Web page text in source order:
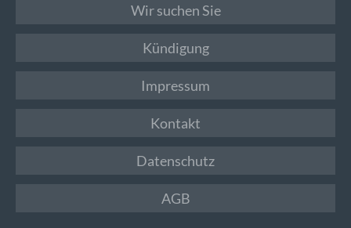
Wir suchen Sie
Kündigung
Impressum
Kontakt
Datenschutz
AGB